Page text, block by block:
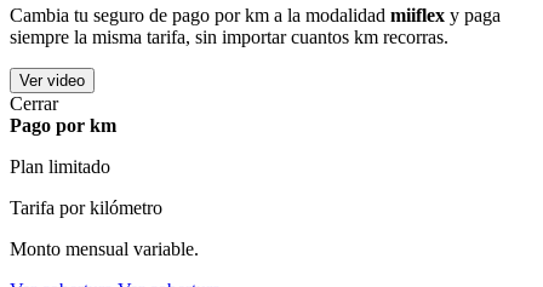
Cambia tu seguro de pago por km a la modalidad miiflex y paga
siempre la misma tarifa, sin importar cuantos km recorras.
Ver video
Cerrar
Pago por km
Plan limitado
Tarifa por kilómetro
Monto mensual variable.